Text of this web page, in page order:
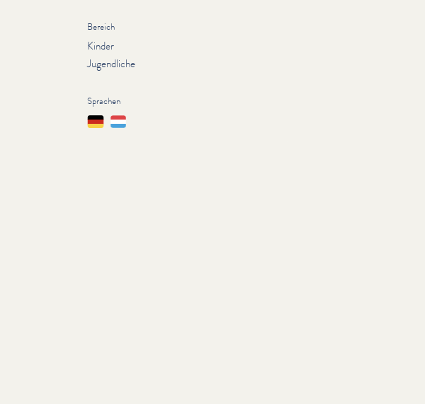
Bereich
Kinder
Jugendliche
Sprachen
DeutschLëtzebuergesch